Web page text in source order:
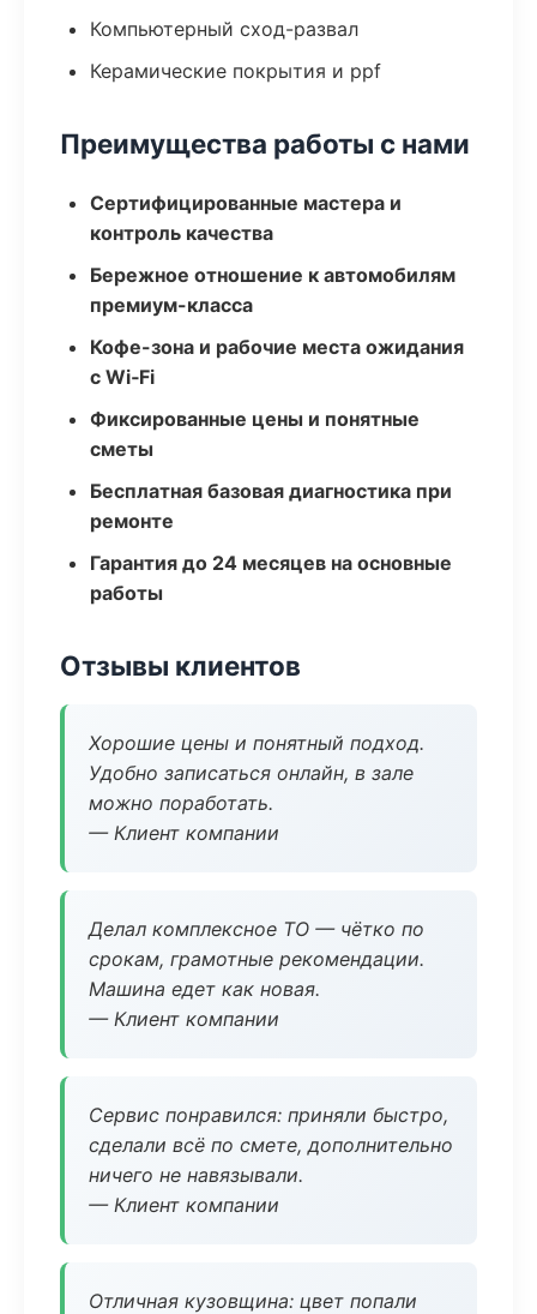
Компьютерный сход-развал
Керамические покрытия и ppf
Преимущества работы с нами
Сертифицированные мастера и
контроль качества
Бережное отношение к автомобилям
премиум-класса
Кофе-зона и рабочие места ожидания
с Wi‑Fi
Фиксированные цены и понятные
сметы
Бесплатная базовая диагностика при
ремонте
Гарантия до 24 месяцев на основные
работы
Отзывы клиентов
Хорошие цены и понятный подход.
Удобно записаться онлайн, в зале
можно поработать.
— Клиент компании
Делал комплексное ТО — чётко по
срокам, грамотные рекомендации.
Машина едет как новая.
— Клиент компании
Сервис понравился: приняли быстро,
сделали всё по смете, дополнительно
ничего не навязывали.
— Клиент компании
Отличная кузовщина: цвет попали